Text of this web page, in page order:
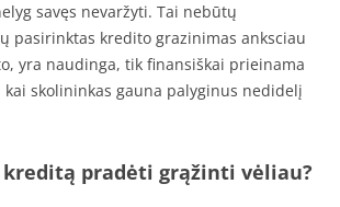
savęs nevaržyti. Tai nebūtų
pasirinktas kredito grazinimas anksciau
yra naudinga, tik finansiškai prieinama
kai skolininkas gauna palyginus nedidelį
pradėti grąžinti vėliau?